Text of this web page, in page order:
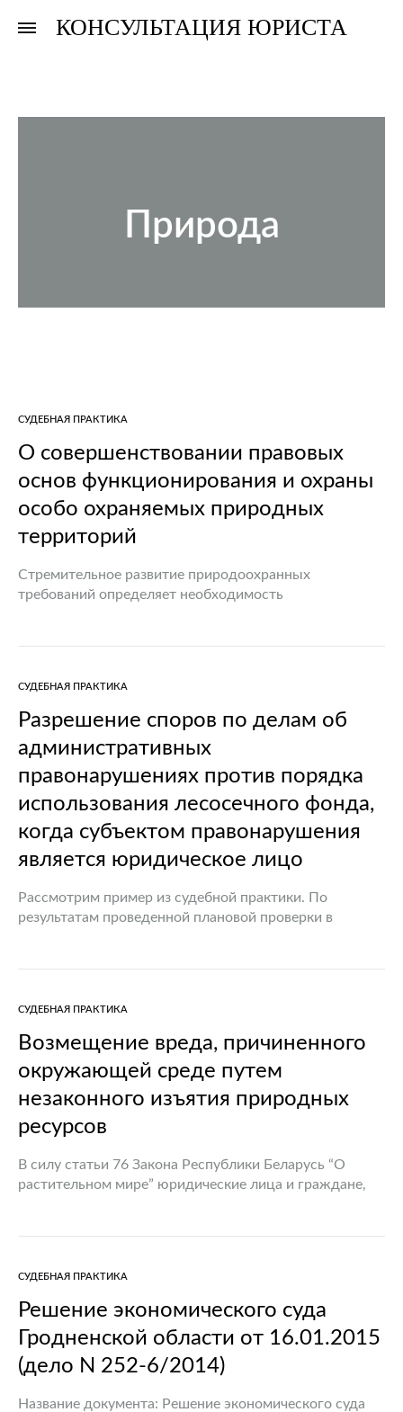
КОНСУЛЬТАЦИЯ ЮРИСТА
Природа
СУДЕБНАЯ ПРАКТИКА
О совершенствовании правовых
основ функционирования и охраны
особо охраняемых природных
территорий
Стремительное развитие природоохранных
требований определяет необходимость
предусмотренные Законом Республики Беларусь от
28.04.2015 N 251-З “О…
СУДЕБНАЯ ПРАКТИКА
Разрешение споров по делам об
административных
правонарушениях против порядка
использования лесосечного фонда,
когда субъектом правонарушения
является юридическое лицо
Рассмотрим пример из судебной практики. По
результатам проведенной плановой проверки в
СУДЕБНАЯ ПРАКТИКА
Возмещение вреда, причиненного
окружающей среде путем
незаконного изъятия природных
ресурсов
В силу статьи 76 Закона Республики Беларусь “О
растительном мире” юридические лица и граждане,
СУДЕБНАЯ ПРАКТИКА
Решение экономического суда
Гродненской области от 16.01.2015
(дело N 252-6/2014)
Название документа: Решение экономического суда